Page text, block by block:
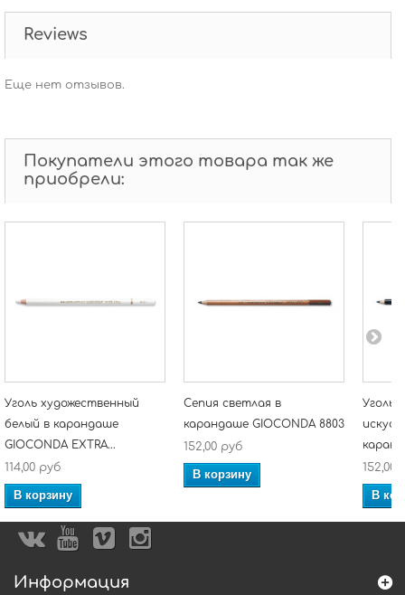
Reviews
Еще нет отзывов.
Покупатели этого товара так же
приобрели:
Уголь художественный
белый в карандаше
GIOCONDA EXTRA...
114,00 руб
В корзину
Сепия светлая в
карандаше GIOCONDA 8803
152,00 руб
В корзину
Уголь
152,00
В
Информация